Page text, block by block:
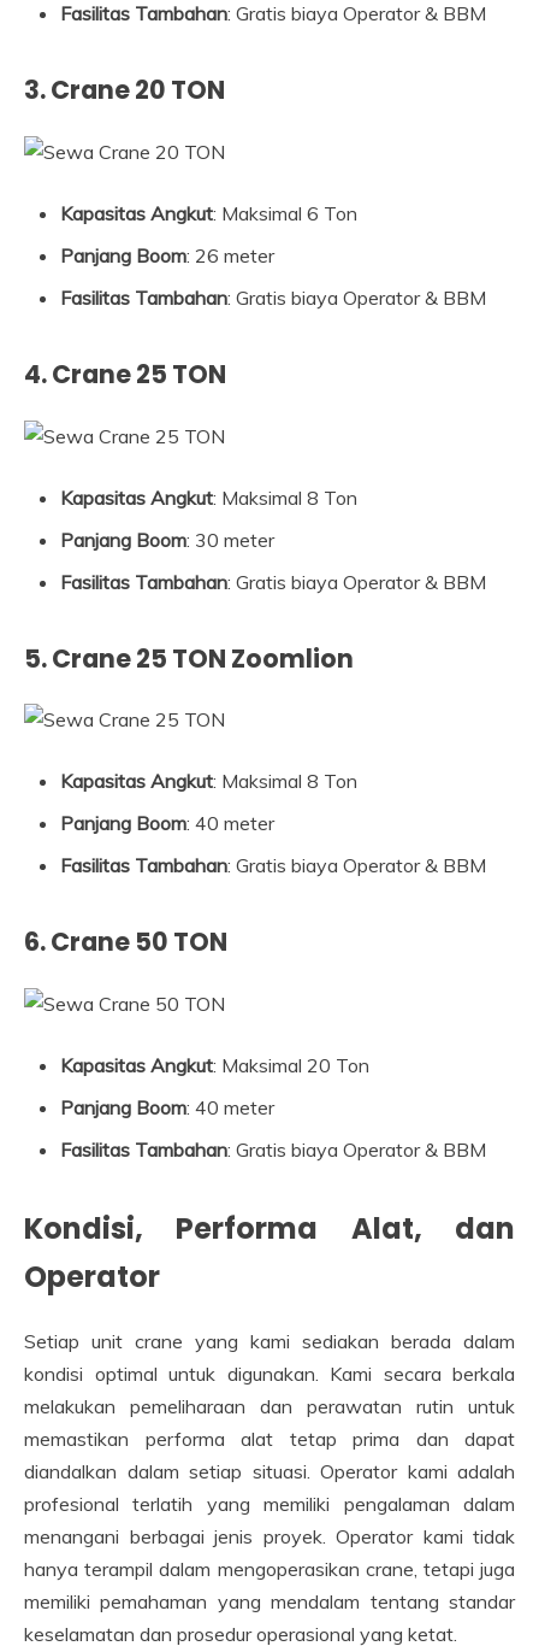
Fasilitas Tambahan: Gratis biaya Operator & BBM
3. Crane 20 TON
Kapasitas Angkut: Maksimal 6 Ton
Panjang Boom: 26 meter
Fasilitas Tambahan: Gratis biaya Operator & BBM
4. Crane 25 TON
Kapasitas Angkut: Maksimal 8 Ton
Panjang Boom: 30 meter
Fasilitas Tambahan: Gratis biaya Operator & BBM
5. Crane 25 TON Zoomlion
Kapasitas Angkut: Maksimal 8 Ton
Panjang Boom: 40 meter
Fasilitas Tambahan: Gratis biaya Operator & BBM
6. Crane 50 TON
Kapasitas Angkut: Maksimal 20 Ton
Panjang Boom: 40 meter
Fasilitas Tambahan: Gratis biaya Operator & BBM
Kondisi, Performa Alat, dan
Operator
Setiap unit crane yang kami sediakan berada dalam
kondisi optimal untuk digunakan. Kami secara berkala
melakukan pemeliharaan dan perawatan rutin untuk
memastikan performa alat tetap prima dan dapat
diandalkan dalam setiap situasi. Operator kami adalah
profesional terlatih yang memiliki pengalaman dalam
menangani berbagai jenis proyek. Operator kami tidak
hanya terampil dalam mengoperasikan crane, tetapi juga
memiliki pemahaman yang mendalam tentang standar
keselamatan dan prosedur operasional yang ketat.